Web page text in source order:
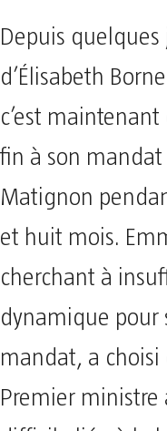
Depuis quelques
d’Élisabeth
c’est
fin à son mandat
Matignon
et huit mois.
cherchant à
dynamique pour
mandat, a choisi
Premier ministre